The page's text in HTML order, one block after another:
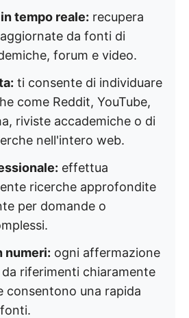
tempo reale: recupera
da fonti di
forum e video.
ti consente di individuare
come Reddit, YouTube,
riviste accademiche o di
nell'intero web.
effettua
ricerche approfondite
per domande o
numeri: ogni affermazione
riferimenti chiaramente
consentono una rapida